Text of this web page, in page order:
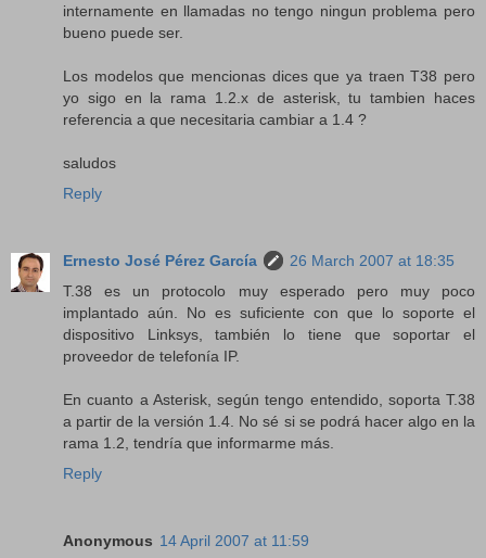
internamente en llamadas no tengo ningun problema pero
bueno puede ser.
Los modelos que mencionas dices que ya traen T38 pero
yo sigo en la rama 1.2.x de asterisk, tu tambien haces
referencia a que necesitaria cambiar a 1.4 ?
saludos
Reply
Ernesto José Pérez García
26 March 2007 at 18:35
T.38 es un protocolo muy esperado pero muy poco
implantado aún. No es suficiente con que lo soporte el
dispositivo Linksys, también lo tiene que soportar el
proveedor de telefonía IP.
En cuanto a Asterisk, según tengo entendido, soporta T.38
a partir de la versión 1.4. No sé si se podrá hacer algo en la
rama 1.2, tendría que informarme más.
Reply
Anonymous 14 April 2007 at 11:59